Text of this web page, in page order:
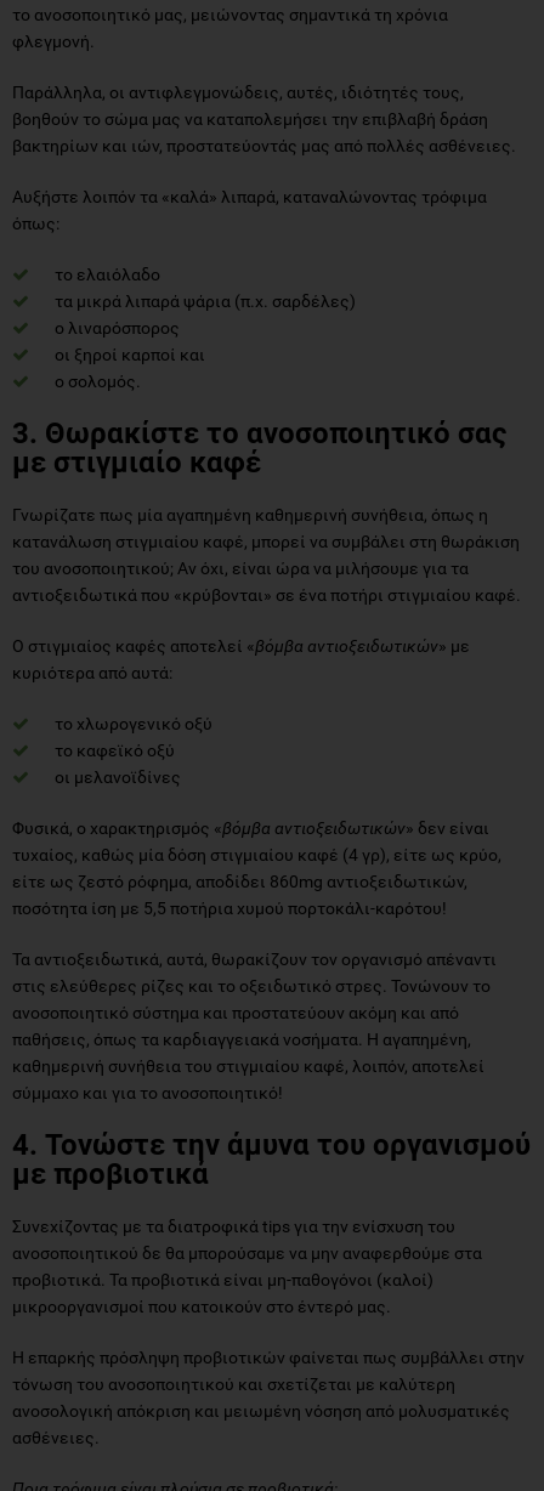
το ανοσοποιητικό μας, μειώνοντας σημαντικά τη χρόνια
φλεγμονή.
Παράλληλα, οι αντιφλεγμονώδεις, αυτές, ιδιότητές τους,
βοηθούν το σώμα μας να καταπολεμήσει την επιβλαβή δράση
βακτηρίων και ιών, προστατεύοντάς μας από πολλές ασθένειες.
Αυξήστε λοιπόν τα «καλά» λιπαρά, καταναλώνοντας τρόφιμα
όπως:
το ελαιόλαδο
τα μικρά λιπαρά ψάρια (π.χ. σαρδέλες)
ο λιναρόσπορος
οι ξηροί καρποί και
ο σολομός.
3. Θωρακίστε το ανοσοποιητικό σας
με στιγμιαίο καφέ
Γνωρίζατε πως μία αγαπημένη καθημερινή συνήθεια, όπως η
κατανάλωση στιγμιαίου καφέ, μπορεί να συμβάλει στη θωράκιση
του ανοσοποιητικού; Αν όχι, είναι ώρα να μιλήσουμε για τα
αντιοξειδωτικά που «κρύβονται» σε ένα ποτήρι στιγμιαίου καφέ.
Ο στιγμιαίος καφές αποτελεί «βόμβα αντιοξειδωτικών» με
κυριότερα από αυτά:
το χλωρογενικό οξύ
το καφεϊκό οξύ
οι μελανοϊδίνες
Φυσικά, ο χαρακτηρισμός «βόμβα αντιοξειδωτικών» δεν είναι
τυχαίος, καθώς μία δόση στιγμιαίου καφέ (4 γρ), είτε ως κρύο,
είτε ως ζεστό ρόφημα, αποδίδει 860mg αντιοξειδωτικών,
ποσότητα ίση με 5,5 ποτήρια χυμού πορτοκάλι-καρότου!
Τα αντιοξειδωτικά, αυτά, θωρακίζουν τον οργανισμό απέναντι
στις ελεύθερες ρίζες και το οξειδωτικό στρες. Τονώνουν το
ανοσοποιητικό σύστημα και προστατεύουν ακόμη και από
παθήσεις, όπως τα καρδιαγγειακά νοσήματα. Η αγαπημένη,
καθημερινή συνήθεια του στιγμιαίου καφέ, λοιπόν, αποτελεί
σύμμαχο και για το ανοσοποιητικό!
4. Τονώστε την άμυνα του οργανισμού
με προβιοτικά
Συνεχίζοντας με τα διατροφικά tips για την ενίσχυση του
ανοσοποιητικού δε θα μπορούσαμε να μην αναφερθούμε στα
προβιοτικά. Τα προβιοτικά είναι μη-παθογόνοι (καλοί)
μικροοργανισμοί που κατοικούν στο έντερό μας.
Η επαρκής πρόσληψη προβιοτικών φαίνεται πως συμβάλλει στην
τόνωση του ανοσοποιητικού και σχετίζεται με καλύτερη
ανοσολογική απόκριση και μειωμένη νόσηση από μολυσματικές
ασθένειες.